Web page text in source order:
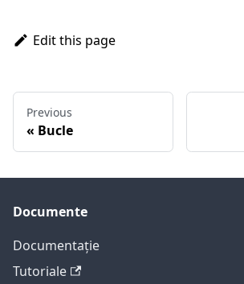
Edit this page
Previous
Bucle
Documente
Documentație
Tutoriale